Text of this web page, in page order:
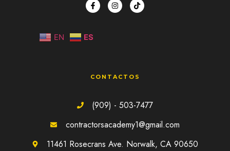
EN ES
CONTACTOS
(909) - 503-7477
contractorsacademy1@gmail.com
11461 Rosecrans Ave. Norwalk, CA 90650